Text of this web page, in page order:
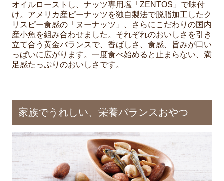
オイルローストし、ナッツ専用塩「ZENTOS」で味付
け。アメリカ産ピーナッツを独自製法で脱脂加工したク
リスピー食感の「ヌーナッツ」、さらにこだわりの国内
産小魚を組み合わせました。それぞれのおいしさを引き
立て合う黄金バランスで、香ばしさ、食感、旨みが口い
っぱいに広がります。一度食べ始めると止まらない、満
足感たっぷりのおいしさです。
家族でうれしい、栄養バランスおやつ